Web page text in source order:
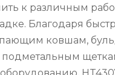
к различным
Благодаря
ковшам,
подметальным